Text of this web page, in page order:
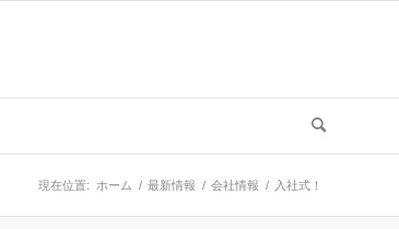
現在位置: ホーム / 最新情報 / 会社情報 / 入社式！